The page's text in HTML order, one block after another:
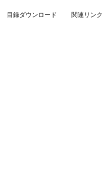
目録ダウンロード 関連リンク